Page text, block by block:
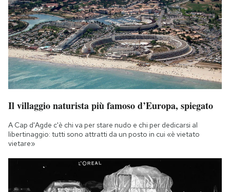
Il villaggio naturista più famoso d’Europa, spiegato
A Cap d'Agde c'è chi va per stare nudo e chi per dedicarsi al
libertinaggio: tutti sono attratti da un posto in cui «è vietato
vietare»